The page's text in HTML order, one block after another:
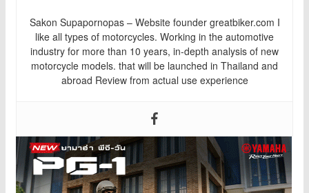
Sakon Supapornopas – Website founder greatbiker.com I
like all types of motorcycles. Working in the automotive
industry for more than 10 years, in-depth analysis of new
motorcycle models. that will be launched in Thailand and
abroad Review from actual use experience